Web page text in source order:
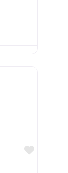
Favorit